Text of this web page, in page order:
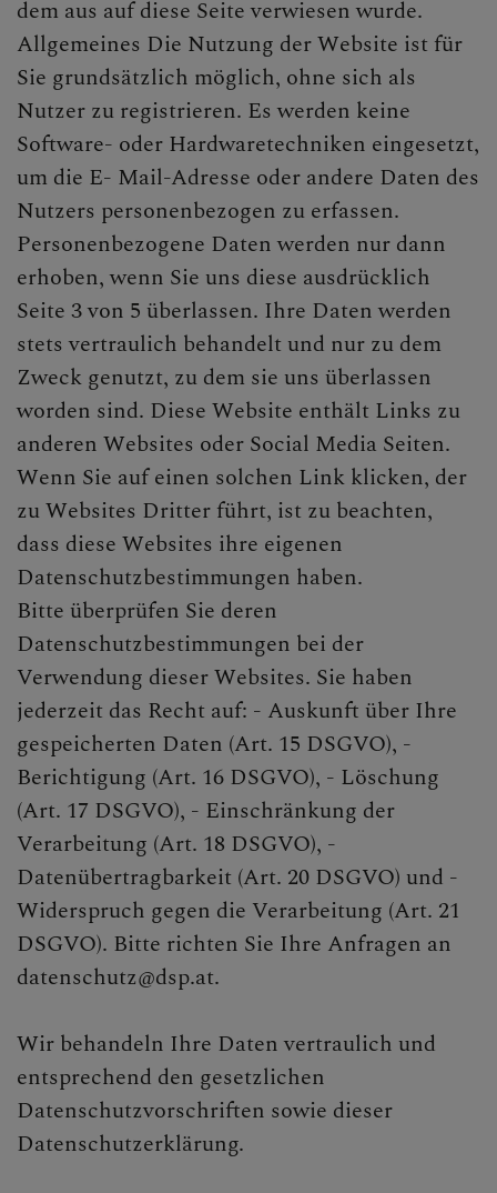
dem aus auf diese Seite verwiesen wurde.
Allgemeines Die Nutzung der Website ist für
Sie grundsätzlich möglich, ohne sich als
Nutzer zu registrieren. Es werden keine
Software- oder Hardwaretechniken eingesetzt,
um die E- Mail-Adresse oder andere Daten des
Nutzers personenbezogen zu erfassen.
Personenbezogene Daten werden nur dann
erhoben, wenn Sie uns diese ausdrücklich
Seite 3 von 5 überlassen. Ihre Daten werden
stets vertraulich behandelt und nur zu dem
Zweck genutzt, zu dem sie uns überlassen
worden sind. Diese Website enthält Links zu
anderen Websites oder Social Media Seiten.
Wenn Sie auf einen solchen Link klicken, der
zu Websites Dritter führt, ist zu beachten,
dass diese Websites ihre eigenen
Datenschutzbestimmungen haben.
Bitte überprüfen Sie deren
Datenschutzbestimmungen bei der
Verwendung dieser Websites. Sie haben
jederzeit das Recht auf: - Auskunft über Ihre
gespeicherten Daten (Art. 15 DSGVO), -
Berichtigung (Art. 16 DSGVO), - Löschung
(Art. 17 DSGVO), - Einschränkung der
Verarbeitung (Art. 18 DSGVO), -
Datenübertragbarkeit (Art. 20 DSGVO) und -
Widerspruch gegen die Verarbeitung (Art. 21
DSGVO). Bitte richten Sie Ihre Anfragen an
datenschutz@dsp.at.
Wir behandeln Ihre Daten vertraulich und
entsprechend den gesetzlichen
Datenschutzvorschriften sowie dieser
Datenschutzerklärung.